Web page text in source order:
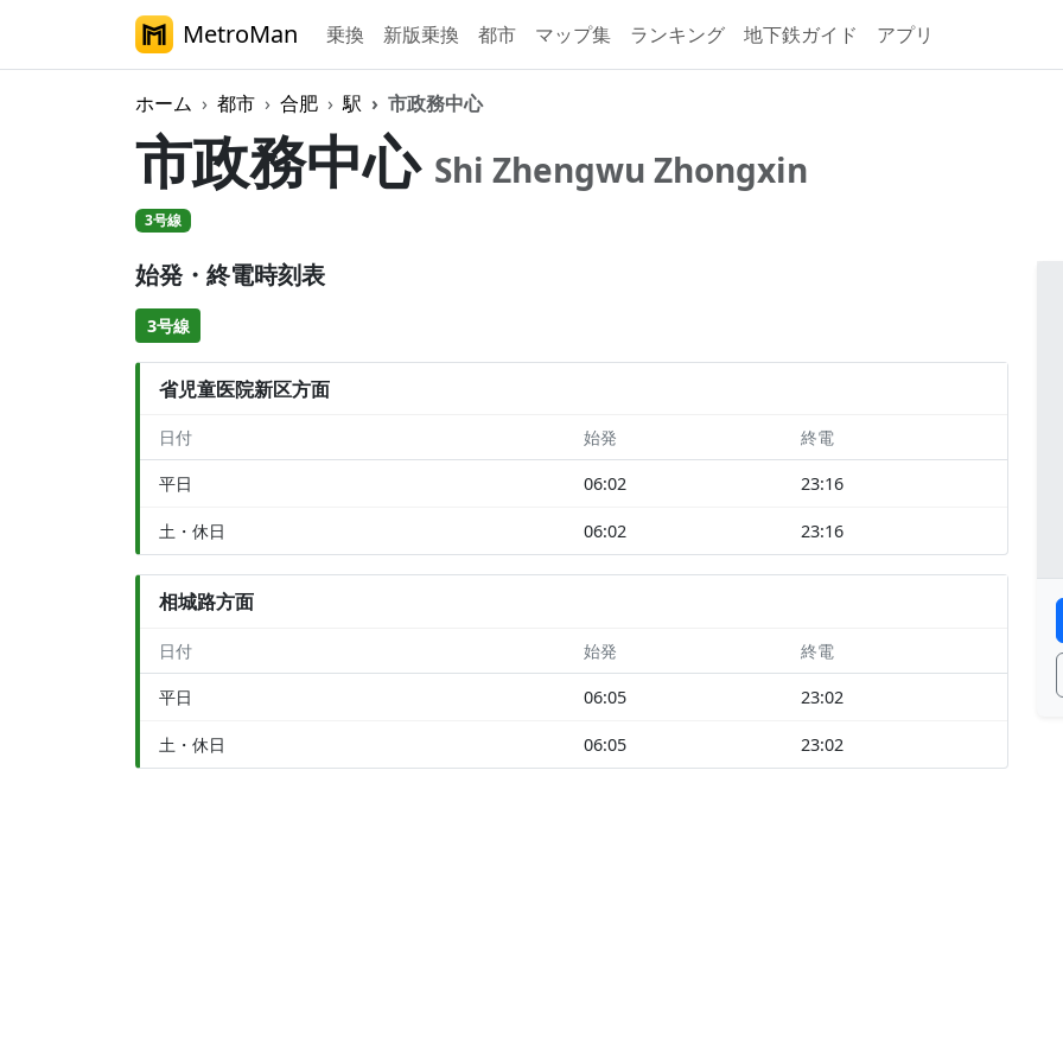
MetroMan 乗換 新版乗換 都市 マップ集 ランキング 地下鉄ガイド アプリ
ホーム 都市 合肥 駅 市政務中心
市政務中心 Shi Zhengwu Zhongxin
3号線
始発・終電時刻表
3号線
省児童医院新区方面
日付 始発 終電
平日 06:02 23:16
土・休日 06:02 23:16
相城路方面
日付 始発 終電
平日 06:05 23:02
土・休日 06:05 23:02